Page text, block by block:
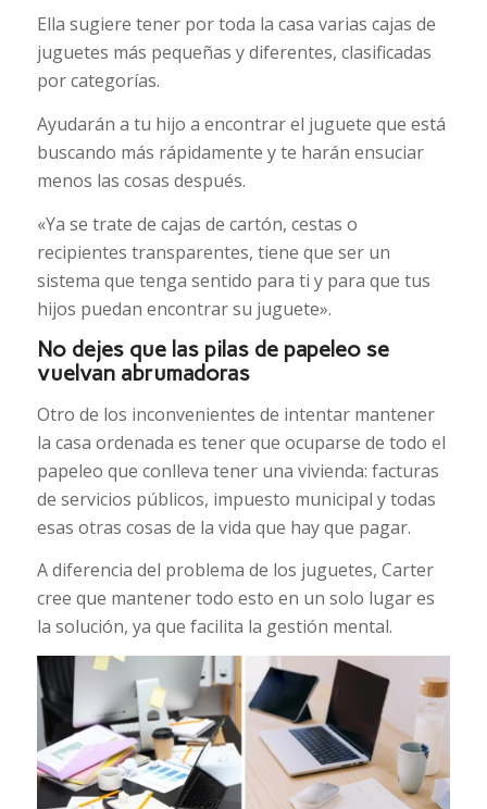
Ella sugiere tener por toda la casa varias cajas de
juguetes más pequeñas y diferentes, clasificadas
por categorías.
Ayudarán a tu hijo a encontrar el juguete que está
buscando más rápidamente y te harán ensuciar
menos las cosas después.
«Ya se trate de cajas de cartón, cestas o
recipientes transparentes, tiene que ser un
sistema que tenga sentido para ti y para que tus
hijos puedan encontrar su juguete».
No dejes que las pilas de papeleo se
vuelvan abrumadoras
Otro de los inconvenientes de intentar mantener
la casa ordenada es tener que ocuparse de todo el
papeleo que conlleva tener una vivienda: facturas
de servicios públicos, impuesto municipal y todas
esas otras cosas de la vida que hay que pagar.
A diferencia del problema de los juguetes, Carter
cree que mantener todo esto en un solo lugar es
la solución, ya que facilita la gestión mental.